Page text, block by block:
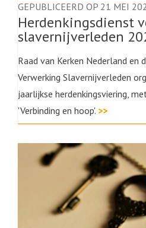
GEPUBLICEERD OP 21 MEI
Herdenkingsdienst
slavernijverleden
Raad van Kerken Nederland en
Verwerking Slavernijverleden
jaarlijkse herdenkingsviering,
'Verbinding en hoop'. >>